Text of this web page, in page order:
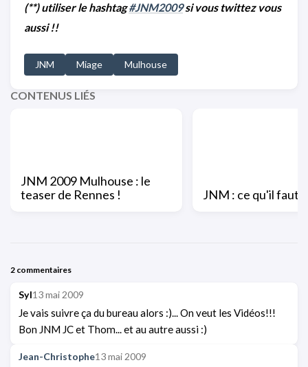
(**) utiliser le hashtag#JNM2009si vous twittez vous
aussi !!
JNM Miage Mulhouse
CONTENUS LIÉS
JNM 2009 Mulhouse : le
teaser de Rennes !
JNM : ce qu'il faut
2 commentaires
Syl13 mai 2009
Je vais suivre ça du bureau alors :)... On veut les Vidéos!!!
Bon JNM JC et Thom... et au autre aussi :)
Jean-Christophe13 mai 2009